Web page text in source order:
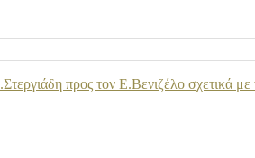
προς τον Ε.Βενιζέλο σχετικά με